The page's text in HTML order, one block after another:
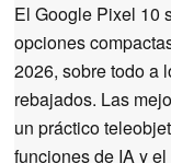
El Google Pixel 10
opciones
2026, sobre todo a
rebajados. Las
un práctico
funciones de IA y